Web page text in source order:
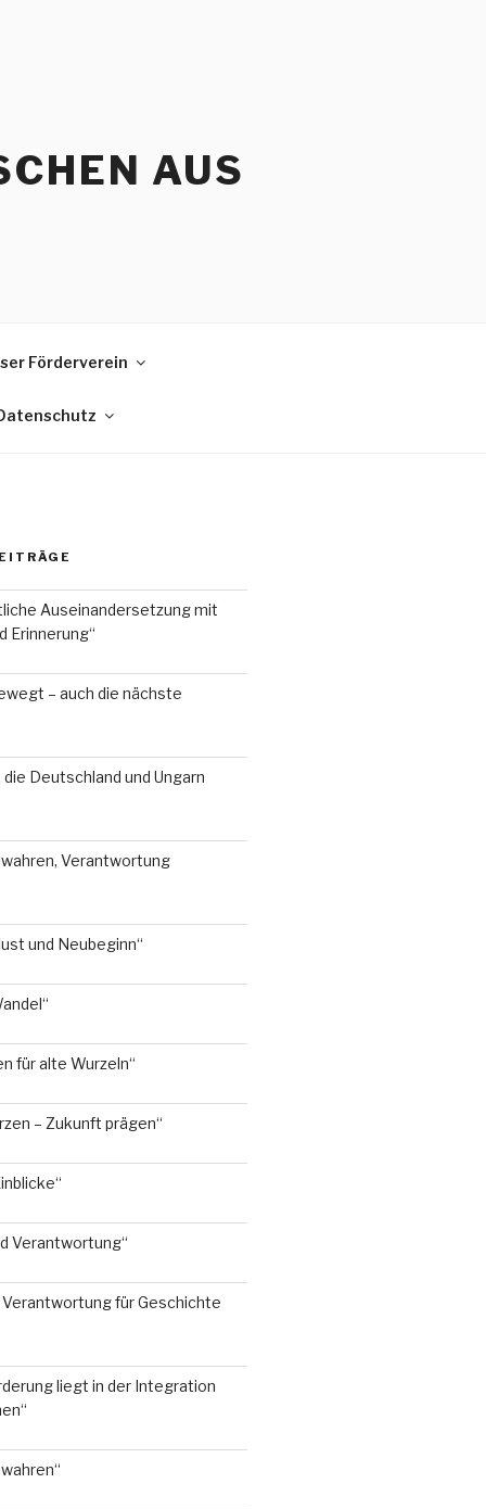
AUS
Förderverein
Auseinandersetzung mit
Erinnerung“
– auch die nächste
die Deutschland und Ungarn
Verantwortung
und Neubeginn“
für alte Wurzeln“
– Zukunft prägen“
Verantwortung“
für Geschichte
liegt in der Integration